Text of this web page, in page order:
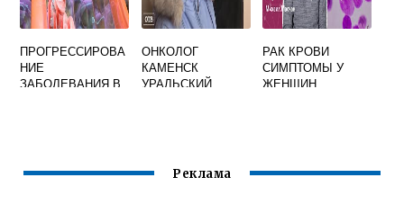
ПРОГРЕССИРОВА
НИЕ
ЗАБОЛЕВАНИЯ В
ОНКОЛОГ
КАМЕНСК
УРАЛЬСКИЙ
РАК КРОВИ
СИМПТОМЫ У
ЖЕНЩИН
Реклама